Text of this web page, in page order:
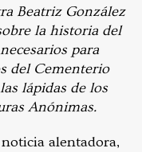
Beatriz González
la historia del
para
del Cementerio
lápidas de los
Anónimas.
alentadora,